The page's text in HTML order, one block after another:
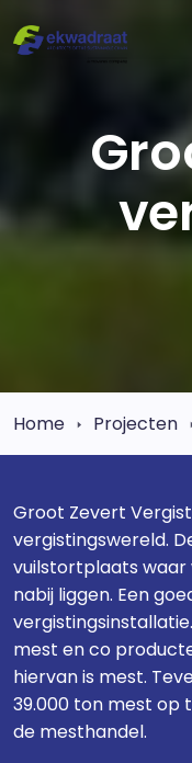
Home Projecten
Groot Zevert
vergistingswereld.
vuilstortplaats waar
nabij liggen. Een
mest en co
hiervan is mest.
39.000 ton mest op
de mesthandel.